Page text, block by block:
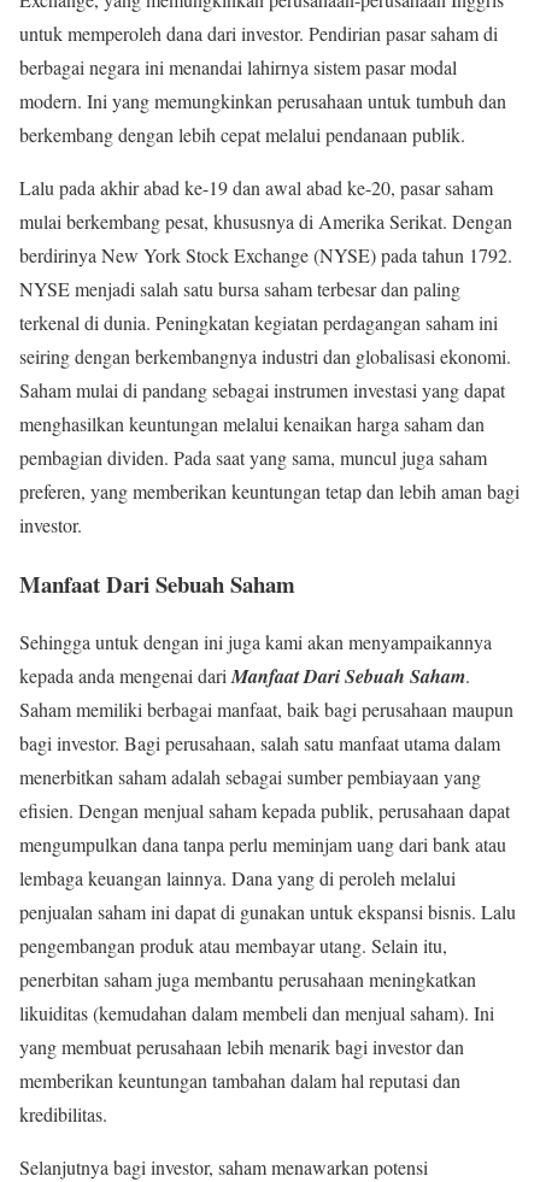
untuk memperoleh dana dari investor. Pendirian pasar saham di
berbagai negara ini menandai lahirnya sistem pasar modal
modern. Ini yang memungkinkan perusahaan untuk tumbuh dan
berkembang dengan lebih cepat melalui pendanaan publik.
Lalu pada akhir abad ke-19 dan awal abad ke-20, pasar saham
mulai berkembang pesat, khususnya di Amerika Serikat. Dengan
berdirinya New York Stock Exchange (NYSE) pada tahun 1792.
NYSE menjadi salah satu bursa saham terbesar dan paling
terkenal di dunia. Peningkatan kegiatan perdagangan saham ini
seiring dengan berkembangnya industri dan globalisasi ekonomi.
Saham mulai di pandang sebagai instrumen investasi yang dapat
menghasilkan keuntungan melalui kenaikan harga saham dan
pembagian dividen. Pada saat yang sama, muncul juga saham
preferen, yang memberikan keuntungan tetap dan lebih aman bagi
investor.
Manfaat Dari Sebuah Saham
Sehingga untuk dengan ini juga kami akan menyampaikannya
kepada anda mengenai dariManfaat Dari Sebuah Saham.
Saham memiliki berbagai manfaat, baik bagi perusahaan maupun
bagi investor. Bagi perusahaan, salah satu manfaat utama dalam
menerbitkan saham adalah sebagai sumber pembiayaan yang
efisien. Dengan menjual saham kepada publik, perusahaan dapat
mengumpulkan dana tanpa perlu meminjam uang dari bank atau
lembaga keuangan lainnya. Dana yang di peroleh melalui
penjualan saham ini dapat di gunakan untuk ekspansi bisnis. Lalu
pengembangan produk atau membayar utang. Selain itu,
penerbitan saham juga membantu perusahaan meningkatkan
likuiditas (kemudahan dalam membeli dan menjual saham). Ini
yang membuat perusahaan lebih menarik bagi investor dan
memberikan keuntungan tambahan dalam hal reputasi dan
kredibilitas.
Selanjutnya bagi investor, saham menawarkan potensi